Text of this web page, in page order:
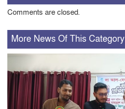
Comments are closed.
More News Of This Category